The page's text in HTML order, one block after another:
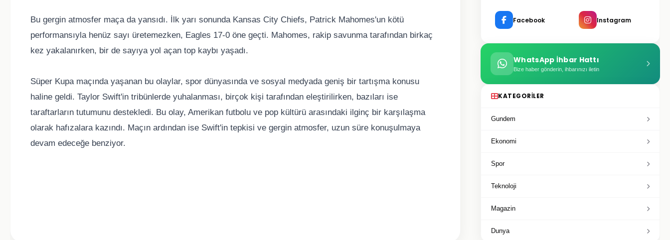
Bu gergin atmosfer maça da yansıdı. İlk yarı sonunda Kansas City Chiefs, Patrick Mahomes'un kötü
performansıyla henüz sayı üretemezken, Eagles 17-0 öne geçti. Mahomes, rakip savunma tarafından birkaç
kez yakalanırken, bir de sayıya yol açan top kaybı yaşadı.
Süper Kupa maçında yaşanan bu olaylar, spor dünyasında ve sosyal medyada geniş bir tartışma konusu
haline geldi. Taylor Swift'in tribünlerde yuhalanması, birçok kişi tarafından eleştirilirken, bazıları ise
taraftarların tutumunu destekledi. Bu olay, Amerikan futbolu ve pop kültürü arasındaki ilginç bir karşılaşma
olarak hafızalara kazındı. Maçın ardından ise Swift'in tepkisi ve gergin atmosfer, uzun süre konuşulmaya
devam edeceğe benziyor.
Facebook Instagram
WhatsApp İhbar Hattı
Bize haber gönderin, ihbarınızı iletin
KATEGORILER
Gundem
Ekonomi
Spor
Teknoloji
Magazin
Dunya